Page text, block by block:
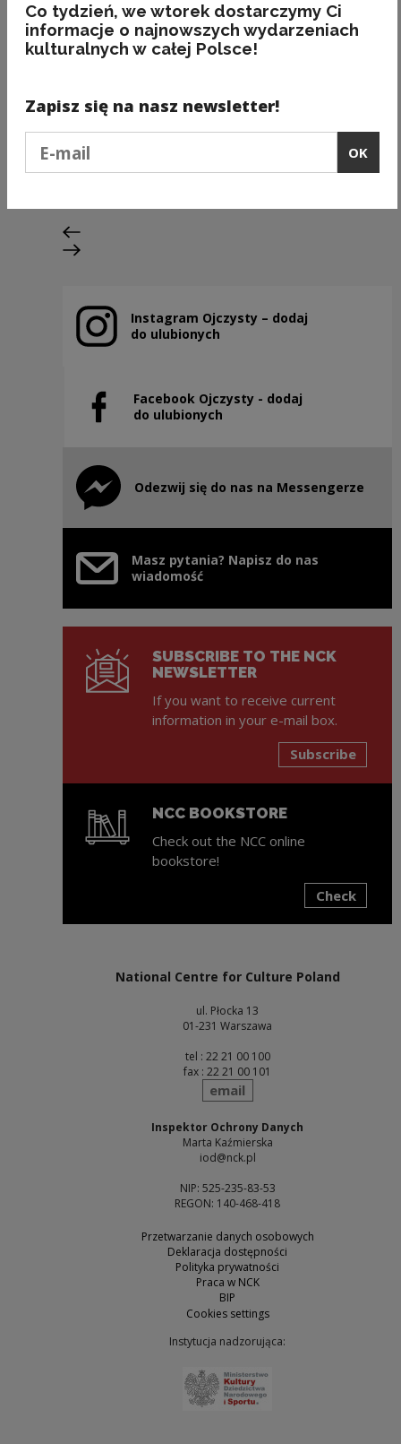
SZAFA
Kategorie:etymologia, przedmioty, technika
Previous slide
Next slide
Instagram Ojczysty – dodaj
do ulubionych
Note, the link will open in a new window
Facebook Ojczysty - dodaj
do ulubionych
Note, the link will open in a new window
Odezwij się do nas na Messengerze
Note, the link will open in a new window
Masz pytania? Napisz do nas
wiadomość
SUBSCRIBE TO THE NCK
NEWSLETTER
If you want to receive current
information in your e-mail box.
Subscribe
NCC BOOKSTORE
Check out the NCC online
bookstore!
Check
National Centre for Culture Poland
ul. Płocka 13
01-231 Warszawa
tel : 22 21 00 100
fax : 22 21 00 101
send
email
Inspektor Ochrony Danych
Marta Kaźmierska
iod@nck.pl
NIP: 525-235-83-53
REGON: 140-468-418
Przetwarzanie danych osobowych
Deklaracja dostępności
Polityka prywatności
Praca w NCK
BIP
Cookies settings
Instytucja nadzorująca:
Co tydzień, we wtorek dostarczymy Ci
informacje o najnowszych wydarzeniach
kulturalnych w całej Polsce!
Zapisz się na nasz newsletter!
OK